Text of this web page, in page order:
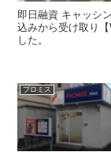
即日融資 キャッシ
込みから受け取り
した。
プロミス